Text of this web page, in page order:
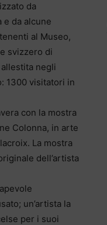
da
e da alcune
al Museo,
svizzero di
allestita negli
1300 visitatori in
con la mostra
Colonna, in arte
La mostra
dell’artista
un’artista la
per i suoi